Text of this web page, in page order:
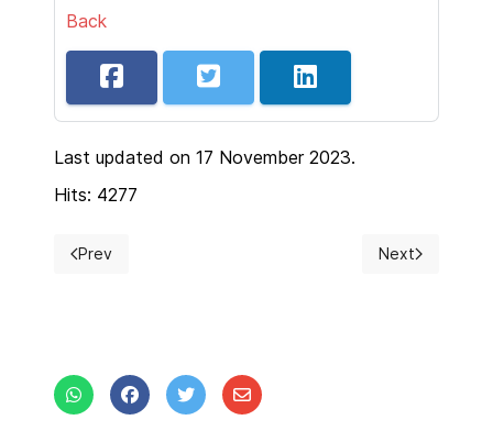
Back
Last updated on 17 November 2023.
Hits: 4277
Previous article: RBSS President 2024-2025
Prev Next article:
Next